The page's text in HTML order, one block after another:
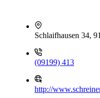
Schlaifhausen 34,
(09199) 413
http://